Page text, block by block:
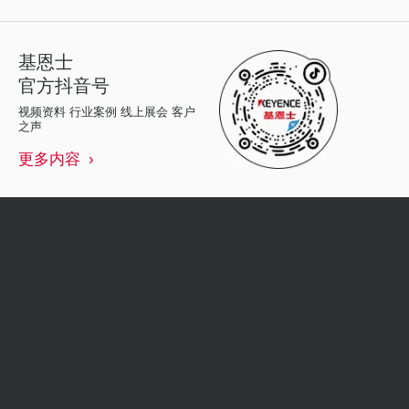
基恩士
官方抖音号
视频资料 行业案例 线上展会 客户
之声
更多内容